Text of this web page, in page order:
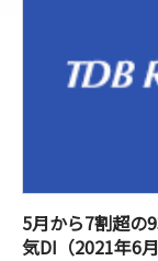
5月から7割超
気DI（2021年6